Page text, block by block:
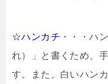
☆ハンカチ ・・・ハ
れ）」と書くため、
す。また、白いハン